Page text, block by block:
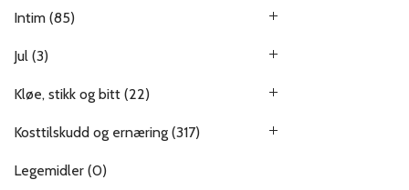
Intim (85)
Jul (3)
Kløe, stikk og bitt (22)
Kosttilskudd og ernæring (317)
Legemidler (0)